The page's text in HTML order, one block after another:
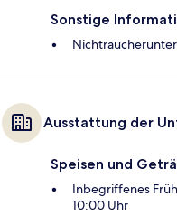
Sonstige
Ausstattung der
Speisen und
Inbegriffenes
10:00 Uhr